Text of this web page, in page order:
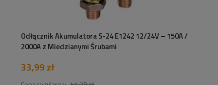
Odłącznik Akumulatora S-24 E1242 12/24V – 150A /
2000A z Miedzianymi Śrubami
33,99 zł